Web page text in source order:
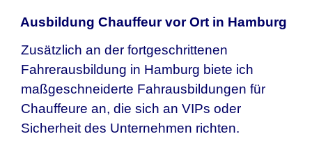
Ausbildung Chauffeur vor Ort in Hamburg
Zusätzlich an der fortgeschrittenen
Fahrerausbildung in Hamburg biete ich
maßgeschneiderte Fahrausbildungen für
Chauffeure an, die sich an VIPs oder
Sicherheit des Unternehmen richten.